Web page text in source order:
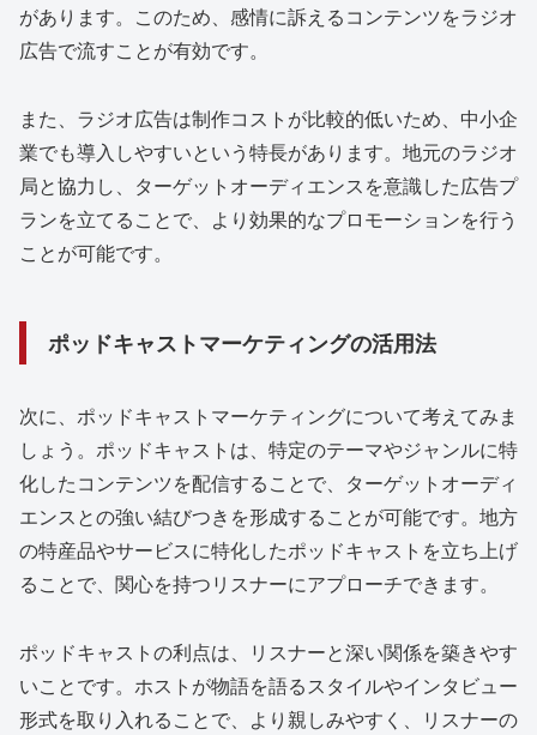
があります。このため、感情に訴えるコンテンツをラジオ
広告で流すことが有効です。
また、ラジオ広告は制作コストが比較的低いため、中小企
業でも導入しやすいという特長があります。地元のラジオ
局と協力し、ターゲットオーディエンスを意識した広告プ
ランを立てることで、より効果的なプロモーションを行う
ことが可能です。
ポッドキャストマーケティングの活用法
次に、ポッドキャストマーケティングについて考えてみま
しょう。ポッドキャストは、特定のテーマやジャンルに特
化したコンテンツを配信することで、ターゲットオーディ
エンスとの強い結びつきを形成することが可能です。地方
の特産品やサービスに特化したポッドキャストを立ち上げ
ることで、関心を持つリスナーにアプローチできます。
ポッドキャストの利点は、リスナーと深い関係を築きやす
いことです。ホストが物語を語るスタイルやインタビュー
形式を取り入れることで、より親しみやすく、リスナーの